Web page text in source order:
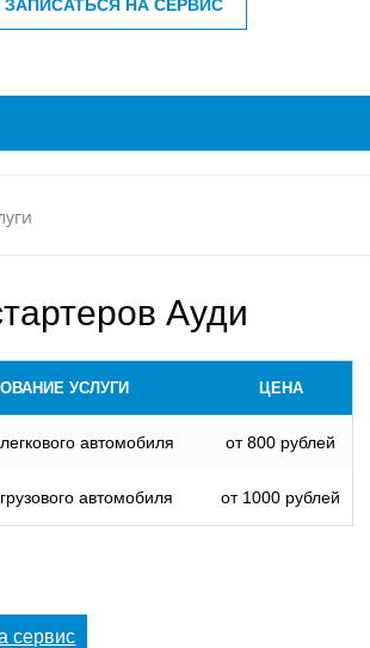
ЗАПИСАТЬСЯ НА СЕРВИС
Ауди
УСЛУГИ ЦЕНА
автомобиля от 800 рублей
автомобиля от 1000 рублей
сервис